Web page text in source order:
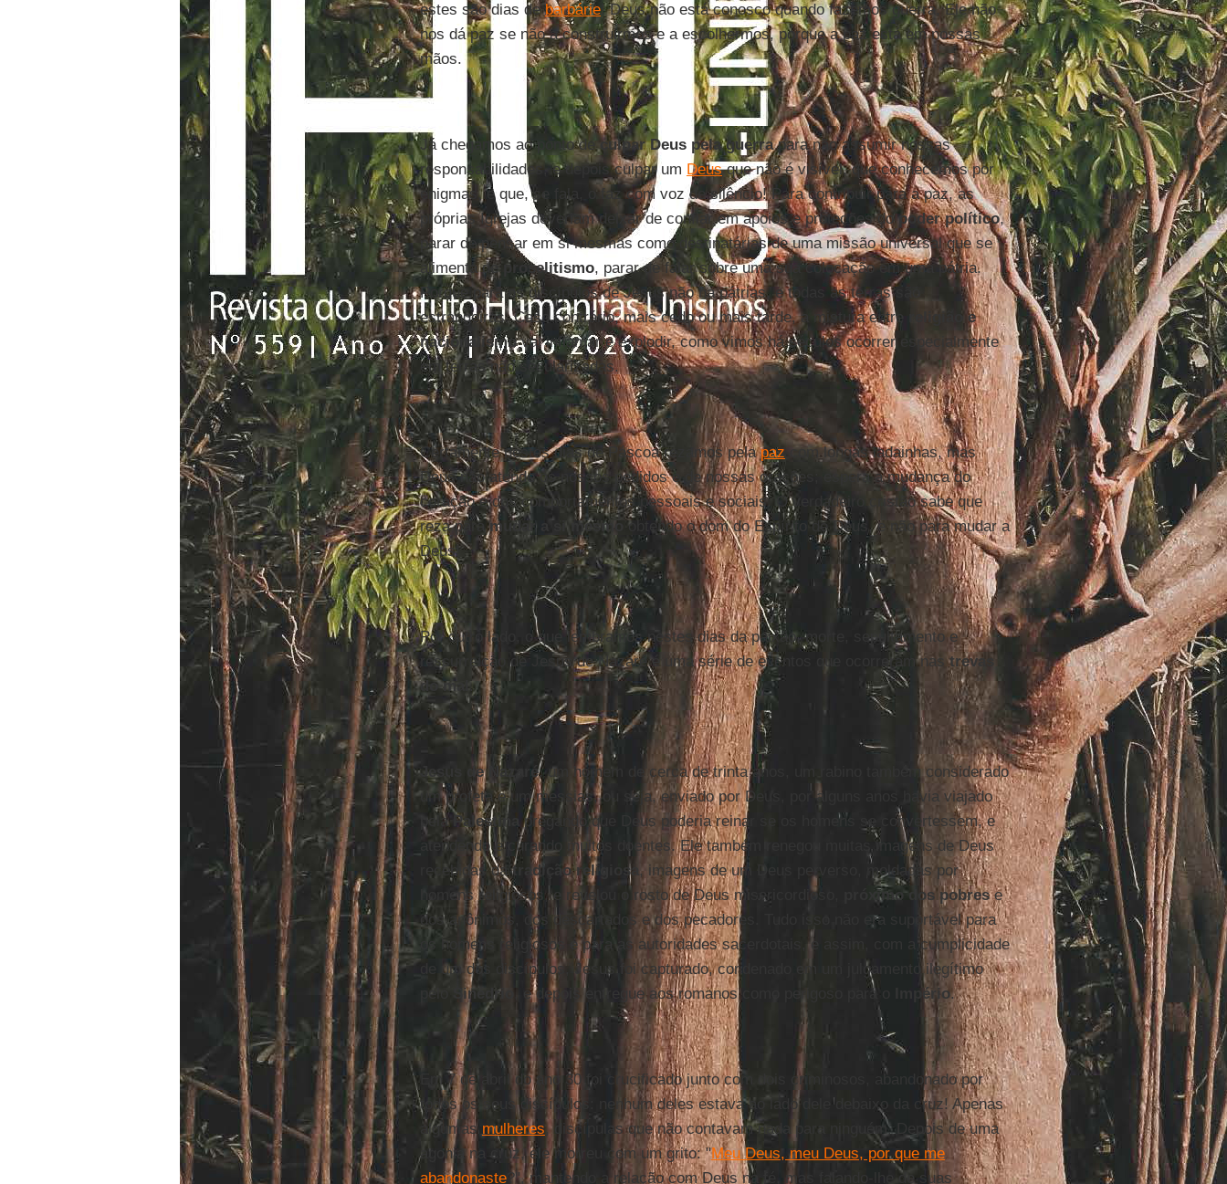
estes são dias debarbárie! Deus não está conosco quando fazemos guerra, Ele não
nos dá paz se não a construirmos e a escolhermos, porque a paz está em nossas
mãos.
Já chegamos ao ponto deculpar Deus pela guerrapara não assumir nossas
responsabilidades, e depois culpar um Deusque não é visível, que conhecemos por
enigmas, e que, se fala, o faz com voz de silêncio! Para contribuir para a paz, as
próprias Igrejas deveriam deixar de confiar em apoios e proteções dopoder político,
parar de pensar em si mesmas como destinatárias de uma missão universal que se
alimenta de proselitismo, parar de falar sobre uma sua colocação em uma pátria.
Porque para os discípulos de Jesus não há pátrias, e todas as terras são
estrangeiras. Caso contrário, mais cedo ou mais tarde, a mistura entre
religião e
nacionalismovai inflamar e explodir, como vimos há séculos ocorrer especialmente
em terras não secularizadas.
Certamente nestes dias de Páscoa rezamos pelapaz com longas ladainhas, mas
Deus não atende os nossos pedidos e de nossas orações; espera a mudança do
coração e dos comportamentos pessoais e sociais. O verdadeiro cristão sabe que
reza paramudar a si mesmo
obtendo o dom do Espírito de Deus, e não para mudar a
Deus!
Por outro lado, o que lembramos nestes dias da paixão, morte, sepultamento e
ressurreição de Jesus de Nazaré é uma série de eventos que ocorreram nastrevas
do mal.
Jesus de Nazaré, um homem de cerca de trinta anos, um rabino também considerado
um profeta e um messias, ou seja, enviado por Deus, por alguns anos havia viajado
pela Palestina pregando que Deus poderia reinar se os homens se convertessem, e
atendendo e curando muitos doentes. Ele também renegou muitas imagens de Deus
recebidas datradição religiosa , imagens de um Deus perverso, moldadas por
homens religiosos, e revelou o rosto de Deus misericordioso,
próximo dos pobrese
dos anônimos, dos descartados e dos pecadores. Tudo isso não era suportável para
os homens religiosos e para as autoridades sacerdotais, e assim, com a cumplicidade
de um dos discípulos, Jesus foi capturado, condenado em um julgamento ilegítimo
pelo
Sinédrio , e depois entregue aos romanos como perigoso para o Império.
Em 7 de abril do ano 30 foi crucificado junto com dois criminosos, abandonado por
todos os seus discípulos: nenhum deles estava ao lado dele debaixo da cruz! Apenas
algumas mulheres, discípulas que não contavam nada para ninguém. Depois de uma
agonia na cruz, ele morreu com um grito: "Meu Deus, meu Deus, por que me
abandonaste?", mantendo a relação com Deus na fé, mas falando-lhe de suas